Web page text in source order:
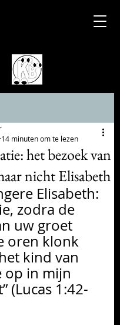
het bezoek van
nicht Elisabeth
14 minuten om te lezen
Elisabeth:
zodra de
uw groet
oren klonk
kind van
op in mijn
(Lucas 1:42-